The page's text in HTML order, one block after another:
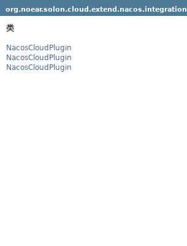
org.noear.solon.cloud.extend.nacos.integration
类
NacosCloudPlugin
NacosCloudPlugin
NacosCloudPlugin